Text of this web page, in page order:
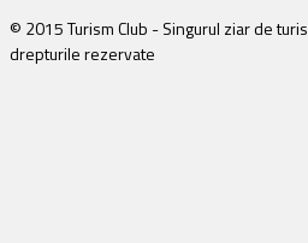
© 2015 Turism Club - Singurul ziar de
drepturile rezervate